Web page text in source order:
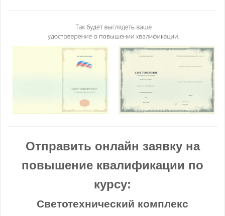
Отправить онлайн заявку на
повышение квалификации по
курсу:
Светотехнический комплекс